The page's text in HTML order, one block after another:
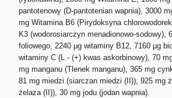
pantotenowy (D-pantotenian wapnia), 3000
mg Witamina B6 (Pirydoksyna
K3 (wodorosiarczyn menadionowo-sodowy),
foliowego, 2240 μg witaminy B12, 7160 μg
witaminy C (L - (+) kwas askorbinowy), 70
mg manganu (Tlenek manganu), 365 mg
81 mg miedzi (siarczan miedzi (II)), 925 mg
żelaza (II)), 30 mg jodu (jodan wapnia).